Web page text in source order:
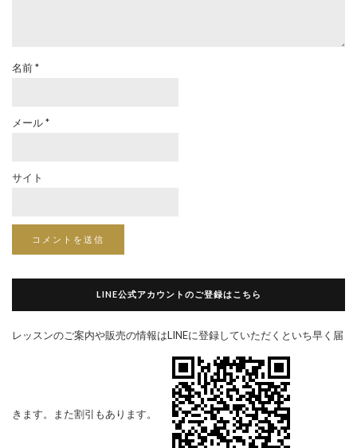
名前*
メール*
サイト
LINE公式アカウントのご登録はこちら
レッスンのご案内や販売の情報はLINEに登録していただくといち早く届
きます。また割引もあります。